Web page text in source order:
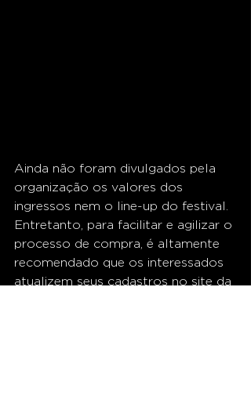
Ainda não foram divulgados pela
organização os valores dos
ingressos nem o line-up do festival.
Entretanto, para facilitar e agilizar o
processo de compra, é altamente
recomendado que os interessados
atualizem seus cadastros no site da